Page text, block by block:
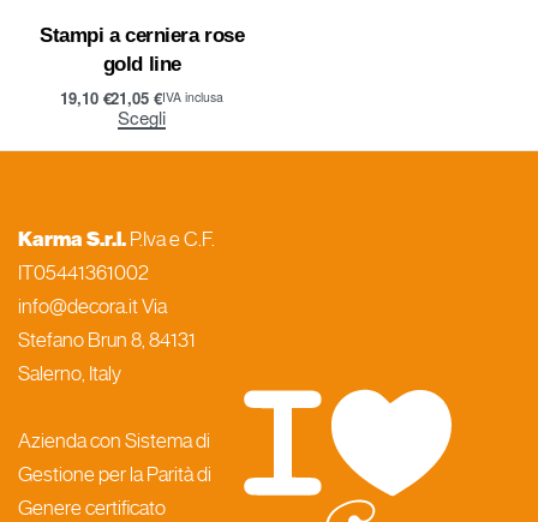
Stampi a cerniera rose
gold line
19,10€21,05€IVA inclusa
Scegli
Karma S.r.l. P.Iva e C.F.
IT05441361002
info@decora.it Via
Stefano Brun 8, 84131
Salerno, Italy
Azienda con Sistema di
Gestione per la Parità di
Genere certificato